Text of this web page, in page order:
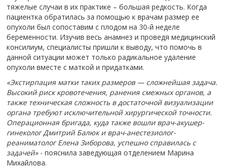
тяжелые случаи в их практике – большая редкость. Когда
пациентка обратилась за помощью к врачам размер ее
опухоли был сопоставим с плодом на 30-й неделе
беременности. Изучив весь анамнез и проведя медицинский
консилиум, специалисты пришли к выводу, что помочь в
данной ситуации может только радикальное удаление
опухоли вместе с маткой и придатками.
«Экстирпация матки таких размеров — сложнейшая задача.
Высокий риск кровотечения, ранения смежных органов, а
также техническая сложность в достаточной визуализации
органа требуют исключительной хирургической точности.
Операционная бригада, куда также вошли врач-акушер-
гинеколог Дмитрий Балюк и врач-анестезиолог-
реаниматолог Елена Зиборова, успешно справилась с
задачей»- пояснила заведующая отделением Марина
Михайлова.